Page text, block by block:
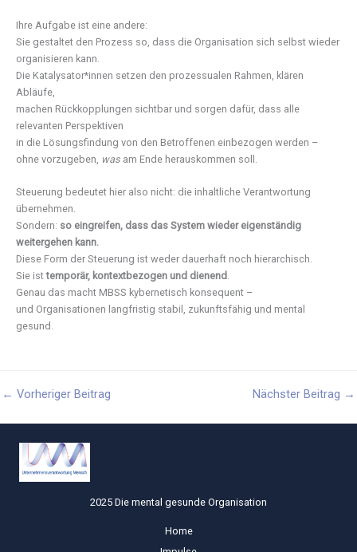
Ihre Aufgabe ist eine andere:
Sie gestaltet den Prozess so, dass die Organisation sich selbst wieder
organisieren kann.
Die Katalysator*innen setzen den prozessualen Rahmen, klären
Abläufe,
machen Rückkopplungen sichtbar und sorgen dafür, dass alle
relevanten Perspektiven
in die Lösungsfindung von den Betroffenen einbezogen werden –
ohne vorzugeben, was am Ende herauskommen soll.
Steuerung bedeutet hier also nicht: die inhaltliche Verantwortung
übernehmen.
Sondern: so eingreifen, dass das System wieder eigenständig
weitergehen kann.
Diese Form der Steuerung ist weder dauerhaft noch hierarchisch.
Sie isttemporär, kontextbezogen und dienend
Genau das macht MBSS kybernetisch konsequent –
und Organisationen langfristig stabil, zukunftsfähig und mental
gesund.
← Vorheriger Beitrag Nächster Beitrag →
2025 Die mental gesunde Organisation
Home